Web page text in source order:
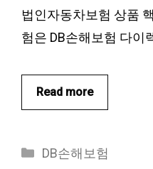
법인자동차보험 상품
험은 DB손해보험 다이
Read more
카
DB손해보험